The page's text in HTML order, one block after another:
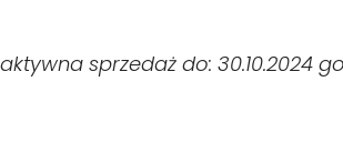
aktywna sprzedaż do: 30.10.2024